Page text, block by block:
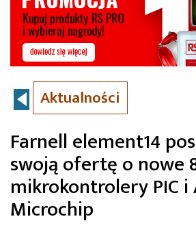
Aktualności
Farnell element14
swoją ofertę o nowe
mikrokontrolery PIC i
Microchip